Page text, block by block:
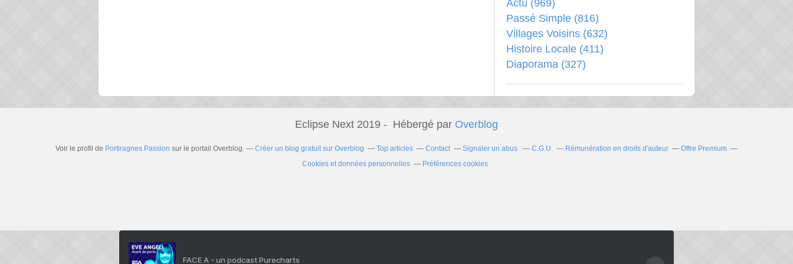
Actu (969)
Passé Simple (816)
Villages Voisins (632)
Histoire Locale (411)
Diaporama (327)
Eclipse Next 2019 - Hébergé par Overblog
Voir le profil de Portiragnes Passion sur le portail Overblog Créer un blog gratuit sur Overblog Top articles Contact Signaler un abus C.G.U. Rémunération en droits d'auteur
Offre Premium
Cookies et données personnelles
Préférences cookies
FACE A - un podcast Purecharts